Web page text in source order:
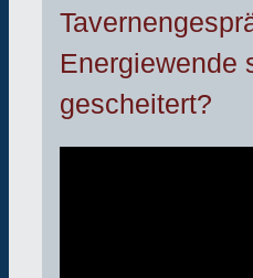
Energiewende
gescheitert?